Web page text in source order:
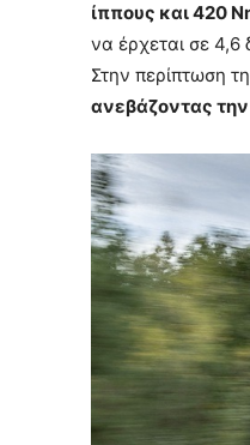
ίππους και 420
να έρχεται σε 4,6
Στην περίπτωση
ανεβάζοντας